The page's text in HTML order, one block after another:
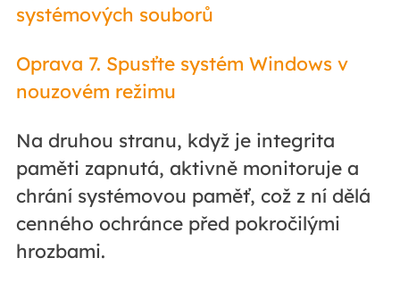
systémových souborů
Oprava 7. Spusťte systém Windows v
nouzovém režimu
Na druhou stranu, když je integrita
paměti zapnutá, aktivně monitoruje a
chrání systémovou paměť, což z ní dělá
cenného ochránce před pokročilými
hrozbami.